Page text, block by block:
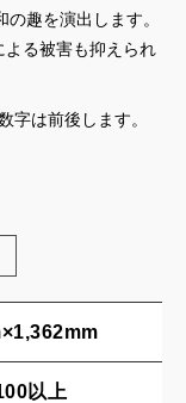
趣を演出します。
よる被害も抑えられ
字は前後します。
以上